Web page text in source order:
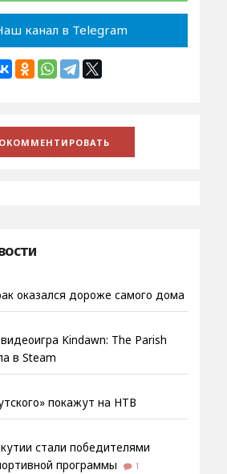
канал в Telegram
оказался дороже самого дома
Kindawn: The Parish
в Steam
покажут на НТВ
стали победителями
программы
1